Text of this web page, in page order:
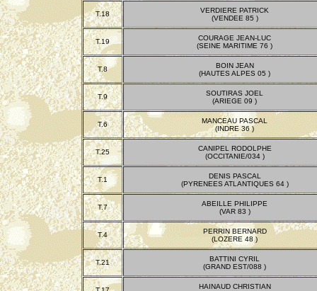
T.18
VERDIERE PATRICK
(VENDEE 85 )
T.19
COURAGE JEAN-LUC
(SEINE MARITIME 76 )
T.8
BOIN JEAN
(HAUTES ALPES 05 )
T.9
SOUTIRAS JOEL
(ARIEGE 09 )
T.6
MANCEAU PASCAL
(INDRE 36 )
T.25
CANIPEL RODOLPHE
(OCCITANIE/034 )
T.1
DENIS PASCAL
(PYRENEES ATLANTIQUES 64 )
T.7
ABEILLE PHILIPPE
(VAR 83 )
T.4
PERRIN BERNARD
(LOZERE 48 )
T.21
BATTINI CYRIL
(GRAND EST/088 )
HAINAUD CHRISTIAN